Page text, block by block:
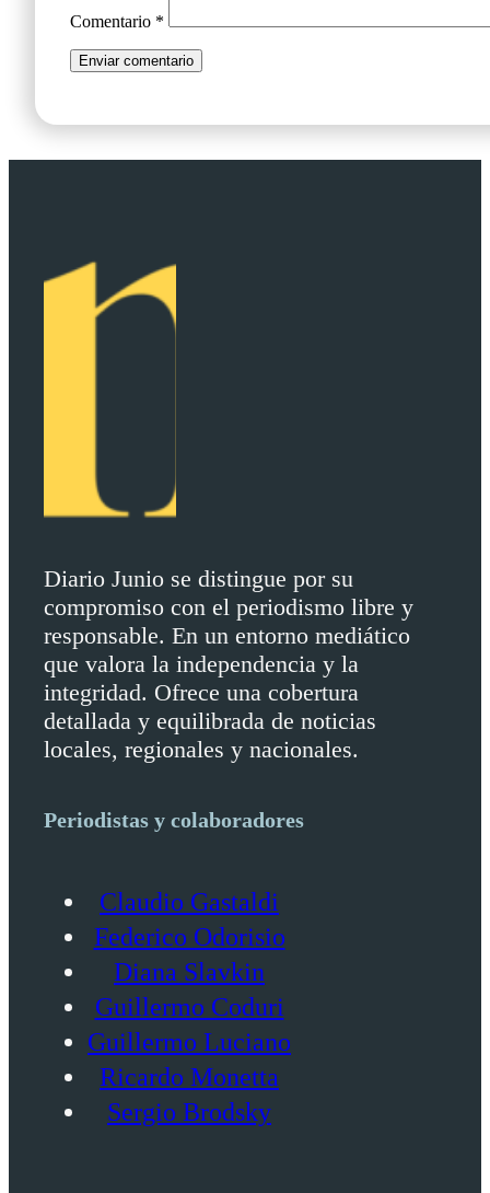
Comentario *
Diario Junio se distingue por su
compromiso con el periodismo libre y
responsable. En un entorno mediático
que valora la independencia y la
integridad. Ofrece una cobertura
detallada y equilibrada de noticias
locales, regionales y nacionales.
Periodistas y colaboradores
Claudio Gastaldi
Federico Odorisio
Diana Slavkin
Guillermo Coduri
Guillermo Luciano
Ricardo Monetta
Sergio Brodsky